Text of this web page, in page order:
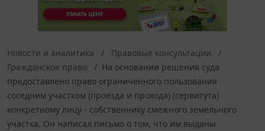
Новости и аналитика
Правовые консультации
Гражданское право
На основании решения суда
предоставлено право ограниченного пользования
соседним участком (проезда и прохода) (сервитута)
конкретному лицу - собственнику смежного земельного
участка. Он написал письмо о том, что им выданы